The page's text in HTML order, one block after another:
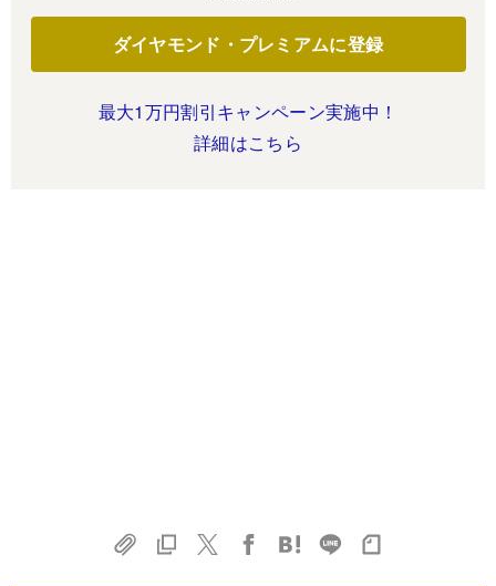
ダイヤモンド・プレミアムに登録
最大1万円割引キャンペーン実施中！
詳細はこちら